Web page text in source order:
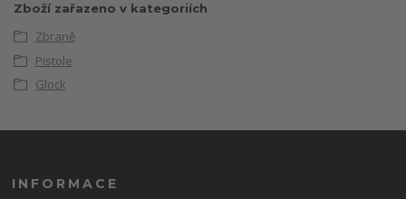
Zboží zařazeno v kategoriích
Zbraně
Pistole
Glock
INFORMACE